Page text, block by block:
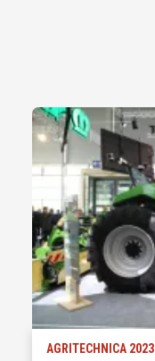
AGRITECHNICA 2023